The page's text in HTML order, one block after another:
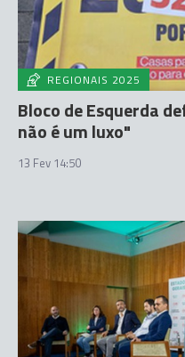
REGIONAIS 2025
Bloco de Esquerda
não é um luxo"
13 Fev 14:50